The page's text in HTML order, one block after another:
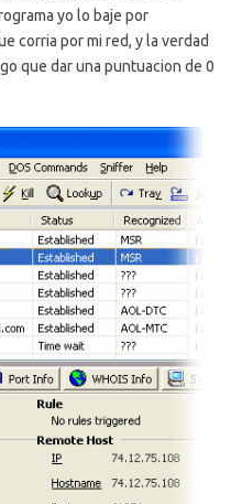
yo lo baje por
corria por mi red, y la verdad
que dar una puntuacion de 0